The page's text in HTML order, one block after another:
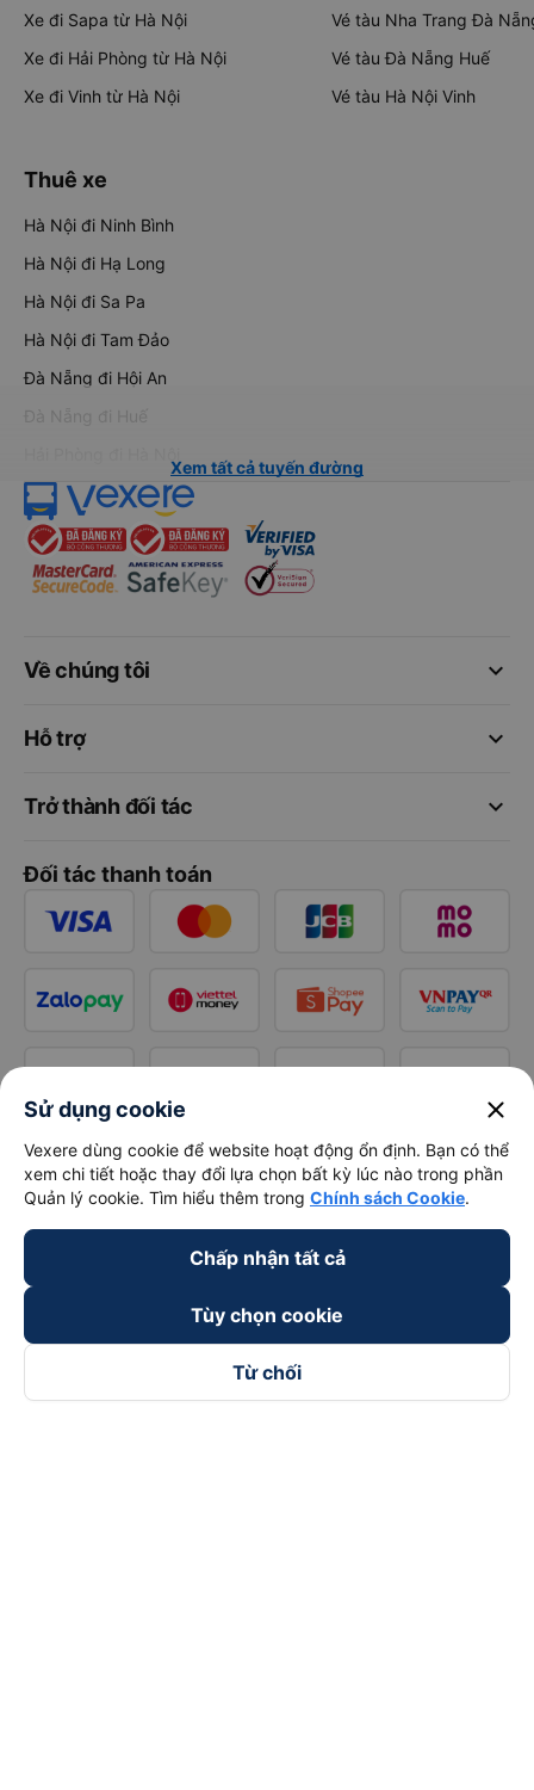
Xe đi Sapa từ Hà Nội
Xe đi Hải Phòng từ Hà Nội
Xe đi Vinh từ Hà Nội
Vé tàu Nha Trang Đà
Vé tàu Đà Nẵng Huế
Vé tàu Hà Nội Vinh
Thuê xe
Hà Nội đi Ninh Bình
Hà Nội đi Hạ Long
Hà Nội đi Sa Pa
Hà Nội đi Tam Đảo
Đà Nẵng đi Hội An
Đà Nẵng đi Huế
Xem tất cả tuyến đường
keyboard_arrow_down
Về chúng tôi
keyboard_arrow_down
Hỗ trợ
keyboard_arrow_down
Trở thành đối tác
Đối tác thanh toán
Sử dụng cookie close
Vexere dùng cookie để website hoạt động ổn định. Bạn có thể
xem chi tiết hoặc thay đổi lựa chọn bất kỳ lúc nào trong phần
Quản lý cookie. Tìm hiểu thêm trong Chính sách Cookie.
Chấp nhận tất cả
Tùy chọn cookie
Từ chối